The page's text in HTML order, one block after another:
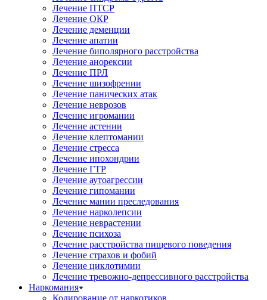
Лечение ПТСР
Лечение ОКР
Лечение деменции
Лечение апатии
Лечение биполярного расстройства
Лечение анорексии
Лечение ПРЛ
Лечение шизофрении
Лечение панических атак
Лечение неврозов
Лечение игромании
Лечение астении
Лечение клептомании
Лечение стресса
Лечение ипохондрии
Лечение ГТР
Лечение аутоагрессии
Лечение гипомании
Лечение мании преследования
Лечение нарколепсии
Лечение неврастении
Лечение психоза
Лечение расстройства пищевого поведения
Лечение страхов и фобий
Лечение циклотимии
Лечение тревожно-депрессивного расстройства
Наркомания
Кодирование от наркотиков